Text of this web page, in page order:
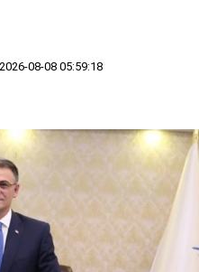
08-08 05:59:18